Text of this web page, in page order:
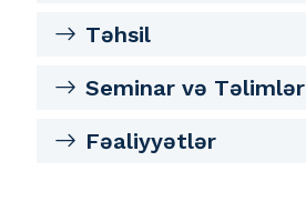
Təhsil
Seminar və Təlimlər
Fəaliyyətlər